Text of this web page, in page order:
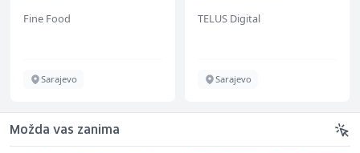
Fine Food
Sarajevo
TELUS Digital
Sarajevo
Možda vas zanima